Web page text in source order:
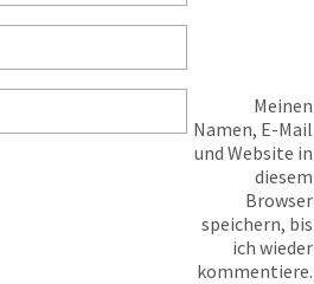
Meinen
Namen, E-Mail
und Website in
diesem
Browser
speichern, bis
ich wieder
kommentiere.